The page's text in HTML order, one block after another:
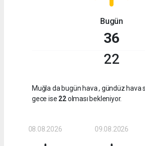
Bugün
36
22
Muğla da bugün hava, gündüz hava
gece ise 22olması bekleniyor.
08.08.2026 09.08.2026